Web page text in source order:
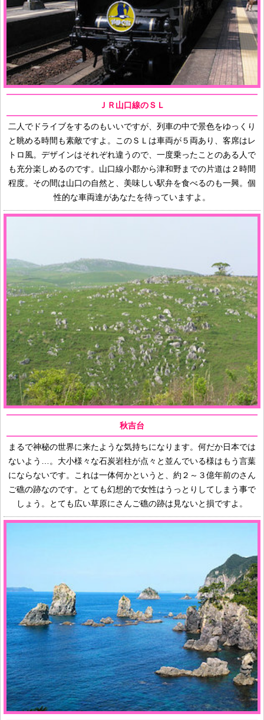
ＪＲ山口線のＳＬ
二人でドライブをするのもいいですが、列車の中で景色をゆっくり
と眺める時間も素敵ですよ。このＳＬは車両が５両あり、客席はレ
トロ風。デザインはそれぞれ違うので、一度乗ったことのある人で
も充分楽しめるのです。山口線小郡から津和野までの片道は２時間
程度。その間は山口の自然と、美味しい駅弁を食べるのも一興。個
性的な車両達があなたを待っていますよ。
秋吉台
まるで神秘の世界に来たような気持ちになります。何だか日本では
ないよう…。大小様々な石炭岩柱が点々と並んでいる様はもう言葉
にならないです。これは一体何かというと、約２～３億年前のさん
ご礁の跡なのです。とても幻想的で女性はうっとりしてしまう事で
しょう。とても広い草原にさんご礁の跡は見ないと損ですよ。